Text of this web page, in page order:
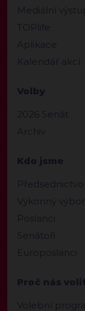
Mediální
TOPlife
Aplikace
Kalendář akcí
Volby
2026 Senát
Archiv
Kdo jsme
Předsednictvo
Výkonný výbor
Poslanci
Senátoři
Europoslanci
Proč nás
Volební